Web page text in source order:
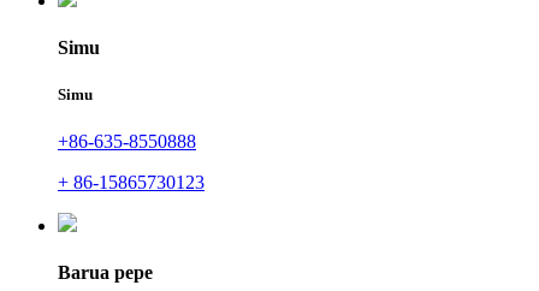
Simu
Simu
+86-635-8550888
+ 86-15865730123
Barua pepe